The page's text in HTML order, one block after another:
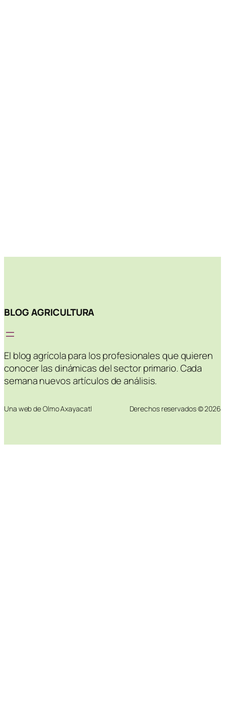
BLOG AGRICULTURA
El blog agrícola para los profesionales que quieren
conocer las dinámicas del sector primario. Cada
semana nuevos artículos de análisis.
Una web de Olmo Axayacatl Derechos reservados © 2026